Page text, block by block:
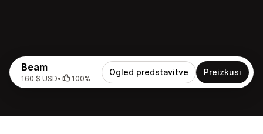
Beam
160 $ USD• 100%
Ogled predstavitve Preizkusi